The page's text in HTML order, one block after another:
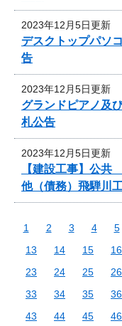
2023年12月5日更新
デスクトップパソ
告
2023年12月5日更新
グランドピアノ及
札公告
2023年12月5日更新
【建設工事】公共
他（債務）飛騨川
1 2 3 4 5
13
14 15 16
23
24 25 26
33
34 35 36
43
44 45 46